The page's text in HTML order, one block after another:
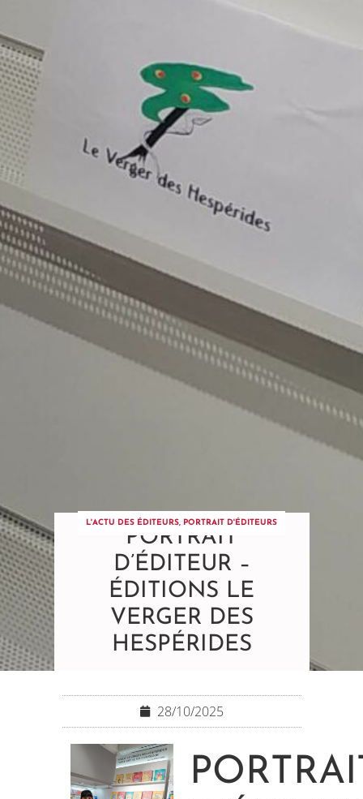
L'ACTU DES ÉDITEURS, PORTRAIT D'ÉDITEURS
PORTRAIT
D’ÉDITEUR –
ÉDITIONS LE
VERGER DES
HESPÉRIDES
28/10/2025